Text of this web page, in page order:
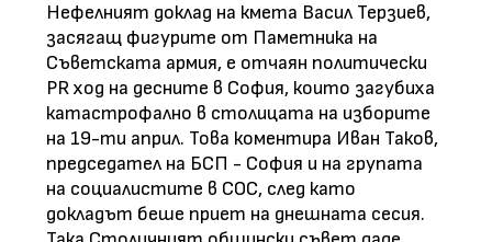
Нефелният доклад на кмета Васил Терзиев,
засягащ фигурите от Паметника на
Съветската армия, е отчаян политически
PR ход на десните в София, които загубиха
катастрофално в столицата на изборите
на 19-ти април. Това коментира Иван Таков,
председател на БСП - София и на групата
на социалистите в СОС, след като
докладът беше приет на днешната сесия.